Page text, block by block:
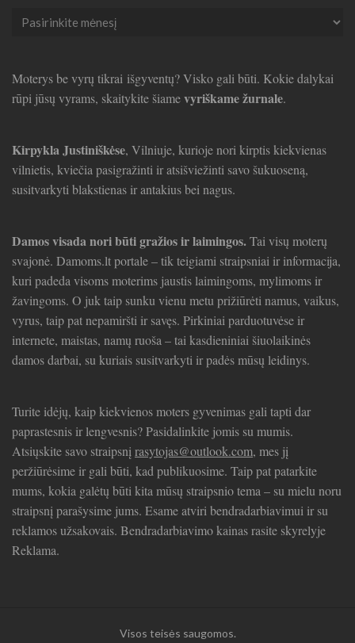
Seni
Moterys be vyrų tikrai išgyventų? Visko gali būti. Kokie dalykai
rūpi jūsų vyrams, skaitykite šiamevyriškame žurnale.
Kirpykla Justiniškėse, Vilniuje, kurioje nori kirptis kiekvienas
vilnietis, kviečia pasigražinti ir atsišviežinti savo šukuoseną,
susitvarkyti blakstienas ir antakius bei nagus.
Damos visada nori būti gražios ir laimingos.Tai visų moterų
svajonė. Damoms.lt portale – tik teigiami straipsniai ir informacija,
kuri padeda visoms moterims jaustis laimingoms, mylimoms ir
žavingoms. O juk taip sunku vienu metu prižiūrėti namus, vaikus,
vyrus, taip pat nepamiršti ir savęs. Pirkiniai parduotuvėse ir
internete, maistas, namų ruoša – tai kasdieniniai šiuolaikinės
damos darbai, su kuriais susitvarkyti ir padės mūsų leidinys.
Turite idėjų, kaip kiekvienos moters gyvenimas gali tapti dar
paprastesnis ir lengvesnis? Pasidalinkite jomis su mumis.
Atsiųskite savo straipsnįrasytojas@outlook.com, mes jį
peržiūrėsime ir gali būti, kad publikuosime. Taip pat patarkite
mums, kokia galėtų būti kita mūsų straipsnio tema – su mielu noru
straipsnį parašysime jums. Esame atviri bendradarbiavimui ir su
reklamos užsakovais. Bendradarbiavimo kainas rasite skyrelyje
Reklama.
Visos teisės saugomos.